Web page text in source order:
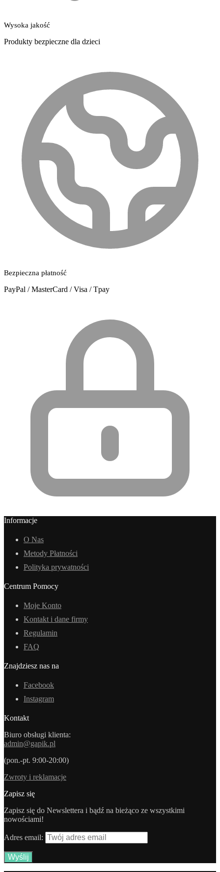
Wysoka jakość
Produkty bezpieczne dla dzieci
Bezpieczna płatność
PayPal / MasterCard / Visa / Tpay
Informacje
O Nas
Metody Płatności
Polityka prywatności
Centrum Pomocy
Moje Konto
Kontakt i dane firmy
Regulamin
FAQ
Znajdziesz nas na
Facebook
Instagram
Kontakt
Biuro obsługi klienta:
admin@gapik.pl
(pon.-pt. 9:00-20:00)
Zwroty i reklamacje
Zapisz się
Zapisz się do Newslettera i bądź na bieżąco ze wszystkimi
nowościami!
Adres email: